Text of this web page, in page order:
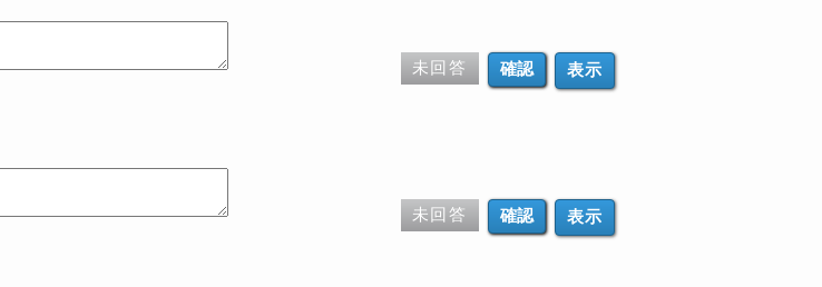
未回答 表示
未回答 表示